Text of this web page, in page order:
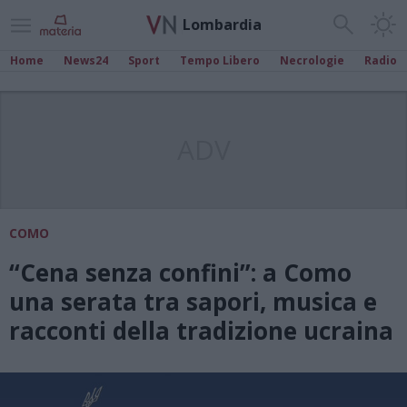
Lombardia
Home News24 Sport Tempo Libero Necrologie Radio
COMO
“Cena senza confini”: a Como
una serata tra sapori, musica e
racconti della tradizione ucraina